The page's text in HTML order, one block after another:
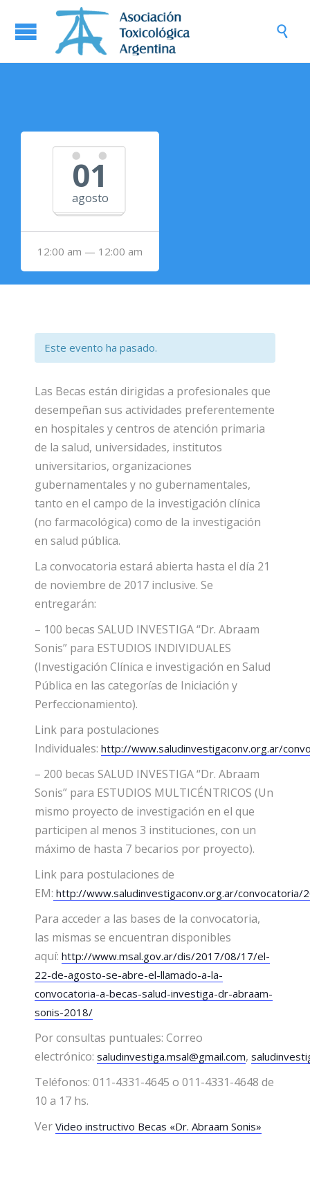

01
agosto
12:00 am — 12:00 am
Este evento ha pasado.
Las Becas están dirigidas a profesionales que
desempeñan sus actividades preferentemente
en hospitales y centros de atención primaria
de la salud, universidades, institutos
universitarios, organizaciones
gubernamentales y no gubernamentales,
tanto en el campo de la investigación clínica
(no farmacológica) como de la investigación
en salud pública.
La convocatoria estará abierta hasta el día 21
de noviembre de 2017 inclusive. Se
entregarán:
– 100 becas SALUD INVESTIGA “Dr. Abraam
Sonis” para ESTUDIOS INDIVIDUALES
(Investigación Clínica e investigación en Salud
Pública en las categorías de Iniciación y
Perfeccionamiento).
Link para postulaciones
Individuales: http://www.saludinvestigaconv.org.ar/
– 200 becas SALUD INVESTIGA “Dr. Abraam
Sonis” para ESTUDIOS MULTICÉNTRICOS (Un
mismo proyecto de investigación en el que
participen al menos 3 instituciones, con un
máximo de hasta 7 becarios por proyecto).
Link para postulaciones de
EM: http://www.saludinvestigaconv.org.ar/convocatoria/
Para acceder a las bases de la convocatoria,
las mismas se encuentran disponibles
aquí: http://www.msal.gov.ar/dis/2017/08/17/el-
22-de-agosto-se-abre-el-llamado-a-la-
convocatoria-a-becas-salud-investiga-dr-abraam-
sonis-2018/
Por consultas puntuales: Correo
electrónico: saludinvestiga.msal@gmail.com,
Teléfonos: 011-4331-4645 o 011-4331-4648 de
10 a 17 hs.
Ver Video instructivo Becas «Dr. Abraam Sonis»